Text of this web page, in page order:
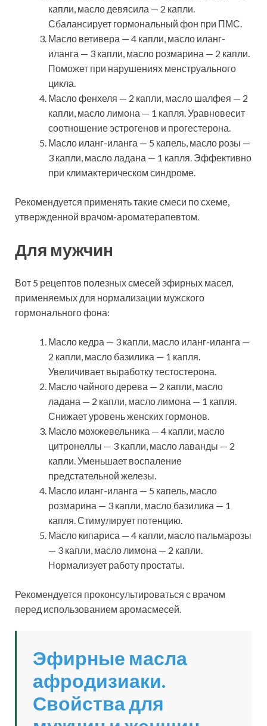
капли, масло девясила — 2 капли.
Сбалансирует гормональный фон при ПМС.
Масло ветивера — 4 капли, масло иланг-
иланга — 3 капли, масло розмарина — 2 капли.
Поможет при нарушениях менструального
цикла.
Масло фенхеля — 2 капли, масло шалфея — 2
капли, масло лимона — 1 капля. Уравновесит
соотношение эстрогенов и прогестерона.
Масло иланг-иланга — 5 капель, масло розы —
3 капли, масло ладана — 1 капля. Эффективно
при климактерическом синдроме.
Рекомендуется применять такие смеси по схеме,
утвержденной врачом-ароматерапевтом.
Для мужчин
Вот 5 рецептов полезных смесей эфирных масел,
применяемых для нормализации мужского
гормонального фона:
Масло кедра — 3 капли, масло иланг-иланга —
2 капли, масло базилика — 1 капля.
Увеличивает выработку тестостерона.
Масло чайного дерева — 2 капли, масло
ладана — 2 капли, масло лимона — 1 капля.
Снижает уровень женских гормонов.
Масло можжевельника — 4 капли, масло
цитронеллы — 3 капли, масло лаванды — 2
капли. Уменьшает воспаление
предстательной железы.
Масло иланг-иланга — 5 капель, масло
розмарина — 3 капли, масло базилика — 1
капля. Стимулирует потенцию.
Масло кипариса — 4 капли, масло пальмарозы
— 3 капли, масло лимона — 2 капли.
Нормализует работу простаты.
Рекомендуется проконсультироваться с врачом
перед использованием аромасмесей.
Эфирные масла
афродизиаки.
Свойства для